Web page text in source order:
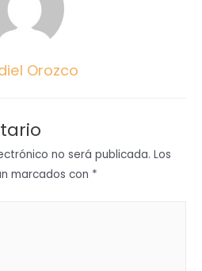
Orozco
no será publicada. Los
marcados con *